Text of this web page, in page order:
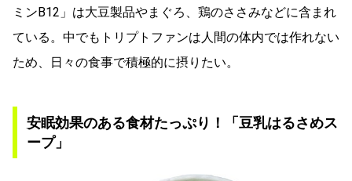
ミンB12」は大豆製品やまぐろ、鶏のささみなどに含まれ
ている。中でもトリプトファンは人間の体内では作れない
ため、日々の食事で積極的に摂りたい。
安眠効果のある食材たっぷり！「豆乳はるさめス
ープ」